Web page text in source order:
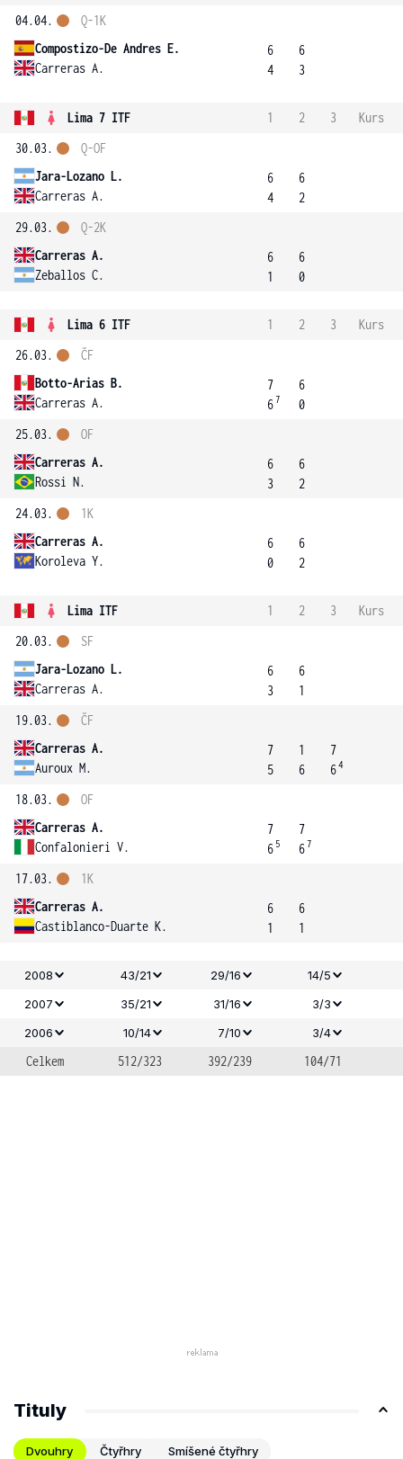
04.04.
Compostizo-De Andres E.
Carreras A.
Q-1K
6
4
6
3
Lima 7 ITF 1 2 3
Kurs
30.03.
Jara-Lozano L.
Carreras A.
Q-OF
6
4
6
2
29.03.
Carreras A.
Zeballos C.
Q-2K
6
1
6
0
Lima 6 ITF 1 2 3
Kurs
26.03.
Botto-Arias B.
Carreras A.
ČF
7
67
6
0
25.03.
Carreras A.
Rossi N.
OF
6
3
6
2
24.03.
Carreras A.
Koroleva Y.
1K
6
0
6
2
Lima ITF 1 2 3
Kurs
20.03.
Jara-Lozano L.
Carreras A.
SF
6
3
6
1
19.03.
Carreras A.
Auroux M.
ČF
7
5
1
6
7
64
18.03.
Carreras A.
Confalonieri V.
OF
7
6 5
7
67
17.03.
Carreras A.
Castiblanco-Duarte K.
1K
6
1
6
1
2008 43/21 29/16
14/5
2007
35/21 31/16
3/3
2006
10/14 7/10 3/4
Celkem 512/323 392/239 104/71
Tituly
Dvouhry Čtyřhry Smíšené čtyřhry